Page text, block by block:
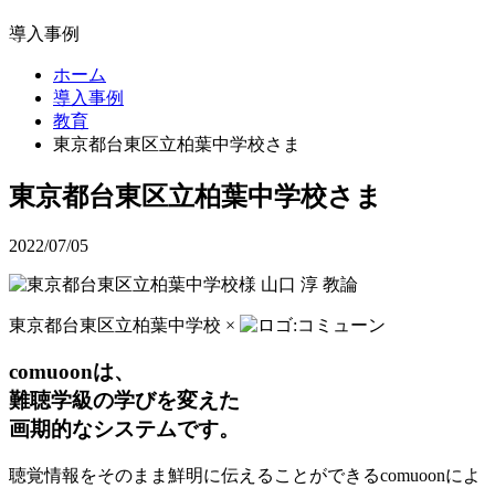
導入事例
ホーム
導入事例
教育
東京都台東区立柏葉中学校さま
東京都台東区立柏葉中学校さま
2022/07/05
東京都台東区立柏葉中学校 ×
comuoonは、
難聴学級の学びを変えた
画期的なシステムです。
聴覚情報をそのまま鮮明に伝えることができるcomuoonによ